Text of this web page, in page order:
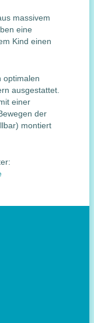
massivem
eine
Kind einen
optimalen
ausgestattet.
einer
der
montiert